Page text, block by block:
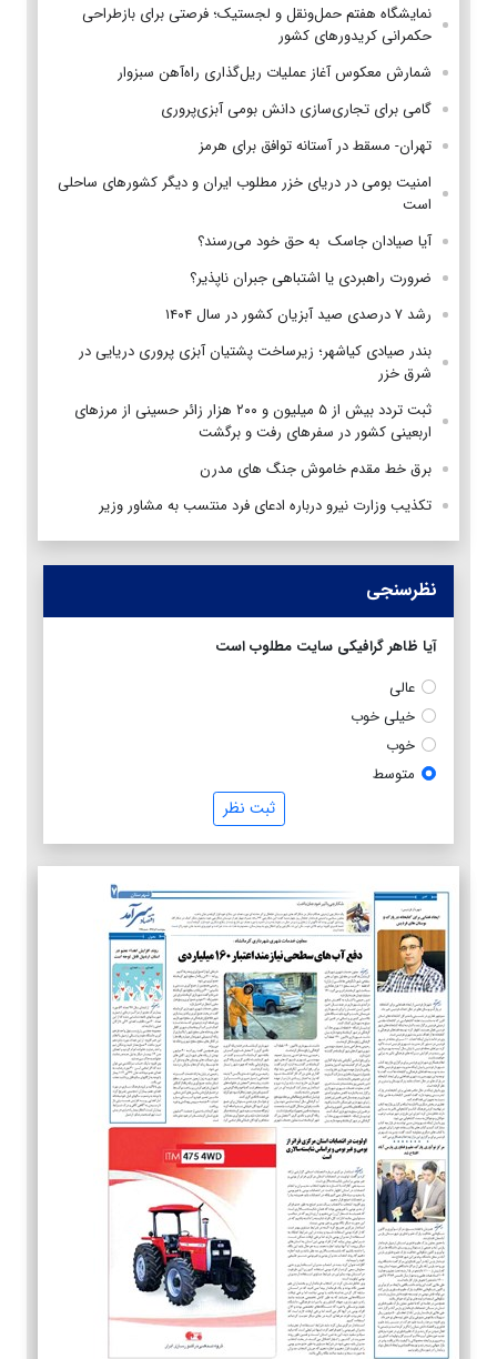
نمایشگاه هفتم حمل‌ونقل و لجستیک؛ فرصتی برای بازطراحی
حکمرانی کریدورهای کشور
شمارش معکوس آغاز عملیات ریل‌گذاری راه‌آهن سبزوار
گامی برای تجاری‌سازی دانش بومی آبزی‌پروری
تهران- مسقط در آستانه توافق برای هرمز
امنیت بومی در دریای خزر مطلوب ایران و دیگر کشورهای ساحلی
است
آیا صیادان جاسک به حق خود می‌رسند؟
ضرورت راهبردی یا اشتباهی جبران ناپذیر؟
رشد ۷ درصدی صید آبزیان کشور در سال ۱۴۰۴
بندر صیادی کیاشهر؛ زیرساخت پشتیان آبزی پروری دریایی در
شرق خزر
ثبت تردد بیش از ۵ میلیون و ۲۰۰ هزار زائر حسینی از مرزهای
اربعینی کشور در سفرهای رفت و برگشت
برق خط مقدم خاموش جنگ های مدرن
تکذیب وزارت نیرو درباره ادعای فرد منتسب به مشاور وزیر
نظرسنجی
آیا ظاهر گرافیکی سایت مطلوب است
عالی
خیلی خوب
خوب
متوسط
ثبت نظر